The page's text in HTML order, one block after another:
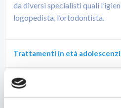
da diversi specialisti quali
logopedista, l’ortodontista.
Trattamenti in età
Trattamenti ortodontici adulti